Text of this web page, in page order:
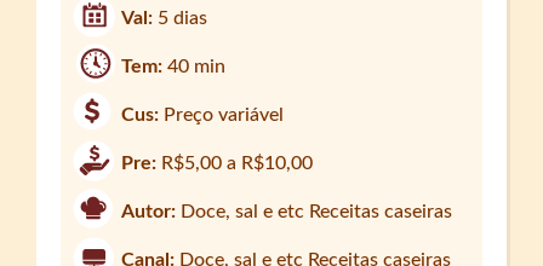
Val: 5 dias
Tem:40 min
Cus: Preço variável
Pre: R$5,00 a R$10,00
Autor: Doce, sal e etc Receitas caseiras
Canal: Doce, sal e etc Receitas caseiras